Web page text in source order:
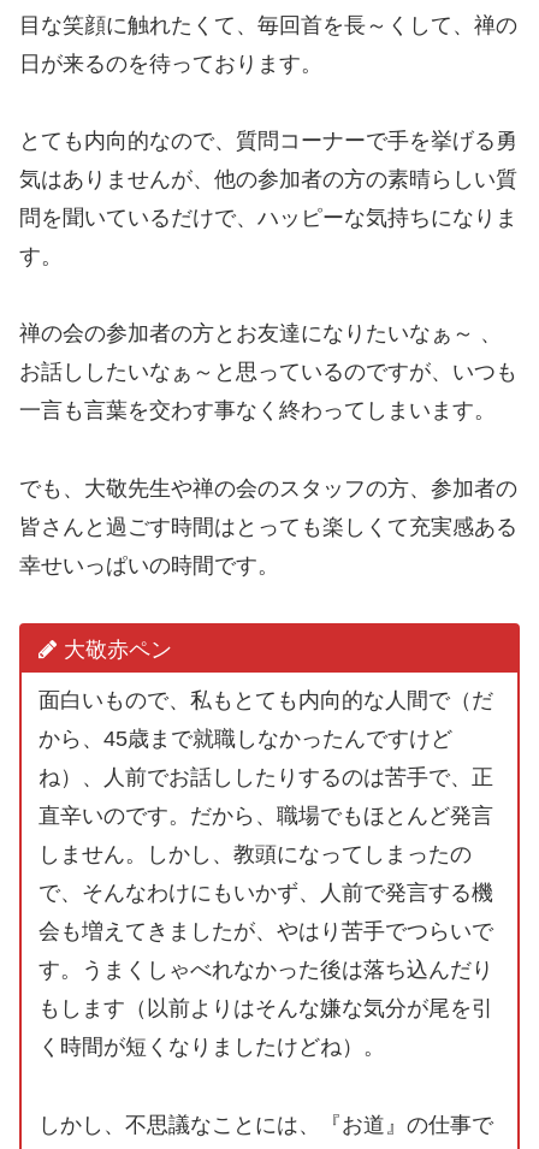
目な笑顔に触れたくて、毎回首を長～くして、禅の
日が来るのを待っております。
とても内向的なので、質問コーナーで手を挙げる勇
気はありませんが、他の参加者の方の素晴らしい質
問を聞いているだけで、ハッピーな気持ちになりま
す。
禅の会の参加者の方とお友達になりたいなぁ～ 、
お話ししたいなぁ～と思っているのですが、いつも
一言も言葉を交わす事なく終わってしまいます。
でも、大敬先生や禅の会のスタッフの方、参加者の
皆さんと過ごす時間はとっても楽しくて充実感ある
幸せいっぱいの時間です。
大敬赤ペン
面白いもので、私もとても内向的な人間で（だ
から、45歳まで就職しなかったんですけど
ね）、人前でお話ししたりするのは苦手で、正
直辛いのです。だから、職場でもほとんど発言
しません。しかし、教頭になってしまったの
で、そんなわけにもいかず、人前で発言する機
会も増えてきましたが、やはり苦手でつらいで
す。うまくしゃべれなかった後は落ち込んだり
もします（以前よりはそんな嫌な気分が尾を引
く時間が短くなりましたけどね）。
しかし、不思議なことには、『お道』の仕事で